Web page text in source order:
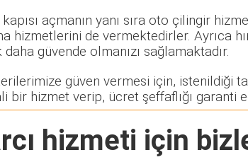
açmanın yanı sıra oto çilingir
de vermektedirler. Ayrıca
güvende olmanızı sağlamaktadır.
güven vermesi için, istenildiği
hizmet verip, ücret şeffaflığı garanti
hizmeti için